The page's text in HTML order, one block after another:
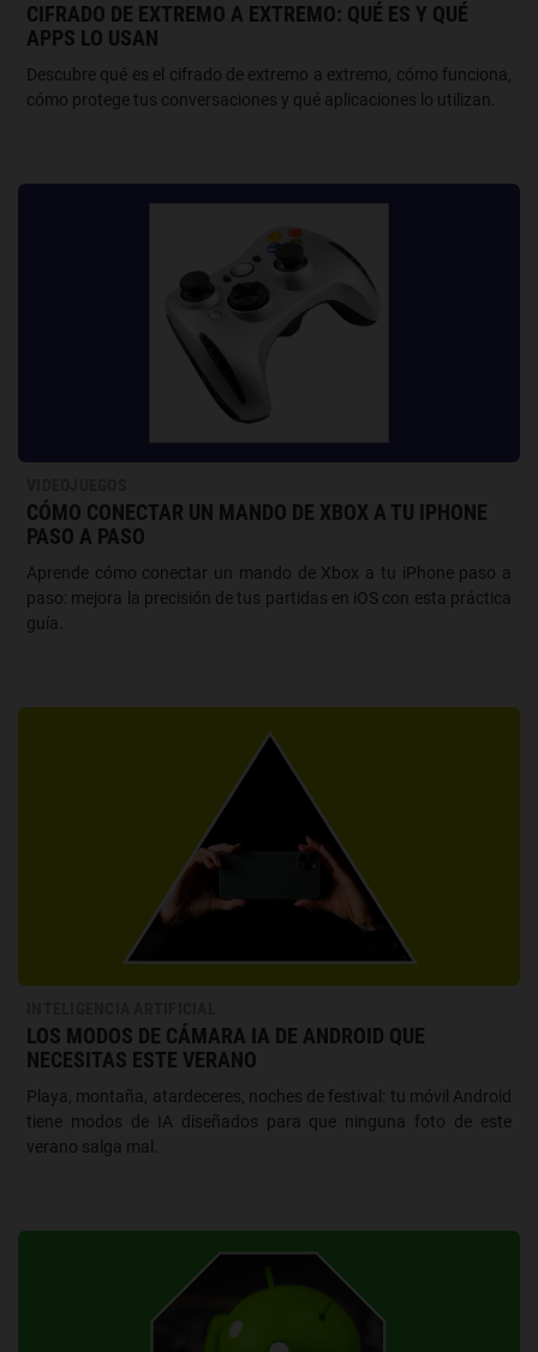
CIFRADO DE EXTREMO A EXTREMO: QUÉ ES Y QUÉ
APPS LO USAN
Descubre qué es el cifrado de extremo a extremo, cómo funciona,
cómo protege tus conversaciones y qué aplicaciones lo utilizan.
CÓMO CONECTAR UN MANDO DE XBOX A TU IPHONE
PASO A PASO
Aprende cómo conectar un mando de Xbox a tu iPhone paso a
paso: mejora la precisión de tus partidas en iOS con esta práctica
guía.
LOS MODOS DE CÁMARA IA DE ANDROID QUE
NECESITAS ESTE VERANO
Playa, montaña, atardeceres, noches de festival: tu móvil Android
tiene modos de IA diseñados para que ninguna foto de este
verano salga mal.